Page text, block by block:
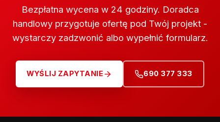
Bezpłatna wycena w 24 godziny. Doradca
handlowy przygotuje ofertę pod Twój projekt -
wystarczy zadzwonić albo wypełnić formularz.
WYŚLIJ ZAPYTANIE 690 377 333